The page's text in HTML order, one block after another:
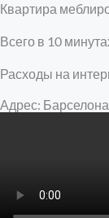
Квартира
Всего в 10
Расходы на
Адрес: